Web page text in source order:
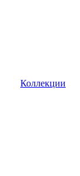
Коллекции